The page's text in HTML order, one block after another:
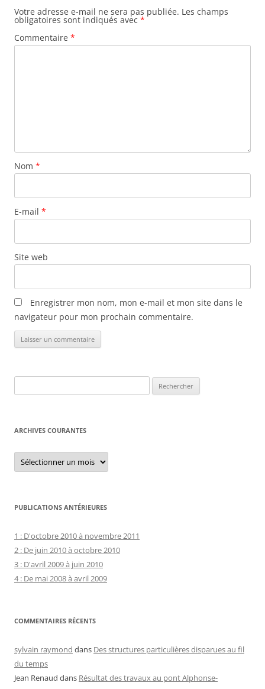
a
t
i
t
c
l
e
s
Votre adresse e-mail ne sera pas publiée. Les champs
obligatoires sont indiqués avec *
Commentaire *
Nom *
E-mail *
Site web
Enregistrer mon nom, mon e-mail et mon site dans le
navigateur pour mon prochain commentaire.
ARCHIVES COURANTES
Archives
courantes
PUBLICATIONS ANTÉRIEURES
1 : D'octobre 2010 à novembre 2011
2 : De juin 2010 à octobre 2010
3 : D'avril 2009 à juin 2010
4 : De mai 2008 à avril 2009
COMMENTAIRES RÉCENTS
sylvain raymond dans Des structures particulières disparues au fil
du temps
Jean Renaud dans Résultat des travaux au pont Alphonse-